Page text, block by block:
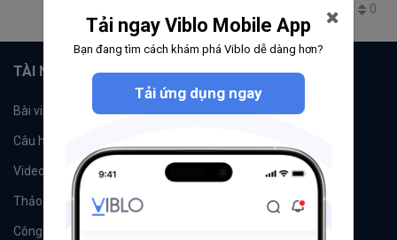
0
TÀI NGUYÊN
Bài viết
Câu hỏi
Videos Tác giả
Thảo luận Đề xuất hệ thống
Công cụ
Tải ngay Viblo Mobile App
Bạn đang tìm cách khám phá Viblo dễ dàng hơn?
Tải ứng dụng ngay